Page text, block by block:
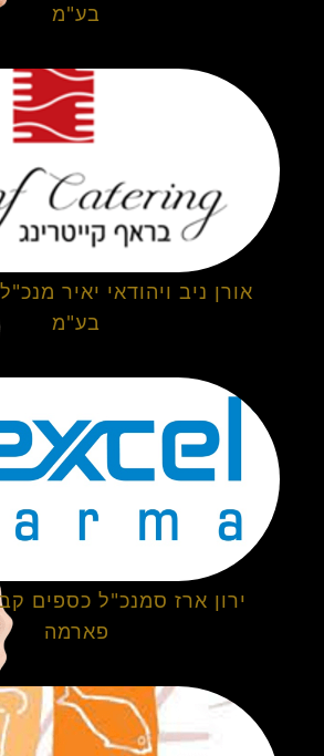
בע"מ
אורן ניב ויהודאי יאיר
בע"מ
ירון ארז סמנכ"ל כספים
פארמה